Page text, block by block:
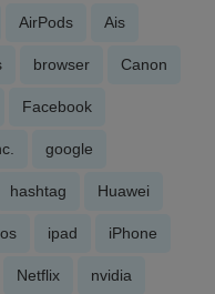
AirPods Ais
browser Canon
Facebook
google
hashtag Huawei
ipad iPhone
Netflix nvidia